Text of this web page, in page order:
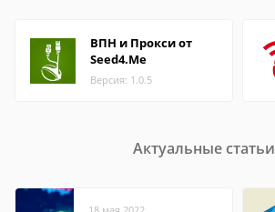
ВПН и Прокси от
Seed4.Me
Версия: 1.0.5
Актуальные статьи